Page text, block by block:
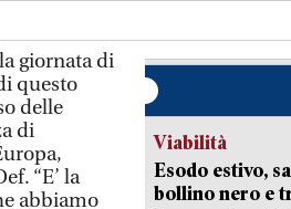
giornata di
questo
delle
di
“E’ la
abbiamo
Viabilità
Esodo estivo,
bollino nero e